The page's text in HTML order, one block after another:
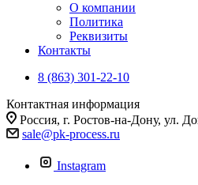
О компании
Политика
Реквизиты
Контакты
8 (863) 301-22-10
Контактная информация
Россия, г. Ростов-на-Дону, ул.
sale@pk-process.ru
Instagram